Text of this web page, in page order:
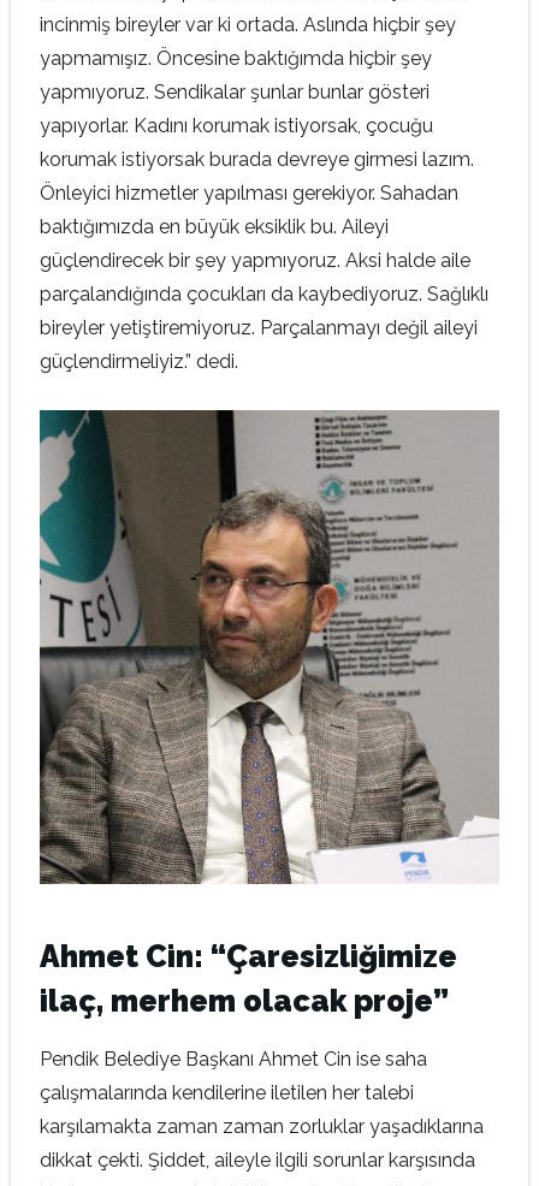
incinmiş bireyler var ki ortada. Aslında hiçbir şey
yapmamışız. Öncesine baktığımda hiçbir şey
yapmıyoruz. Sendikalar şunlar bunlar gösteri
yapıyorlar. Kadını korumak istiyorsak, çocuğu
korumak istiyorsak burada devreye girmesi lazım.
Önleyici hizmetler yapılması gerekiyor. Sahadan
baktığımızda en büyük eksiklik bu. Aileyi
güçlendirecek bir şey yapmıyoruz. Aksi halde aile
parçalandığında çocukları da kaybediyoruz. Sağlıklı
bireyler yetiştiremiyoruz. Parçalanmayı değil aileyi
güçlendirmeliyiz.” dedi.
Ahmet Cin: “Çaresizliğimize
ilaç, merhem olacak proje”
Pendik Belediye Başkanı Ahmet Cin ise saha
çalışmalarında kendilerine iletilen her talebi
karşılamakta zaman zaman zorluklar yaşadıklarına
dikkat çekti. Şiddet, aileyle ilgili sorunlar karşısında